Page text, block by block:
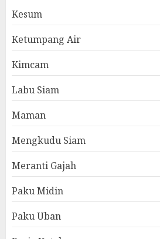
Kesum
Ketumpang Air
Kimcam
Labu Siam
Maman
Mengkudu Siam
Meranti Gajah
Paku Midin
Paku Uban